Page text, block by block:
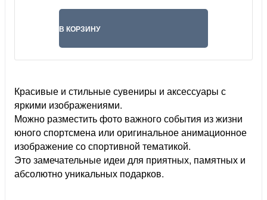
В КОРЗИНУ
Красивые и стильные сувениры и аксессуары с
яркими изображениями.
Можно разместить фото важного события из жизни
юного спортсмена или оригинальное анимационное
изображение со спортивной тематикой.
Это замечательные идеи для приятных, памятных и
абсолютно уникальных подарков.